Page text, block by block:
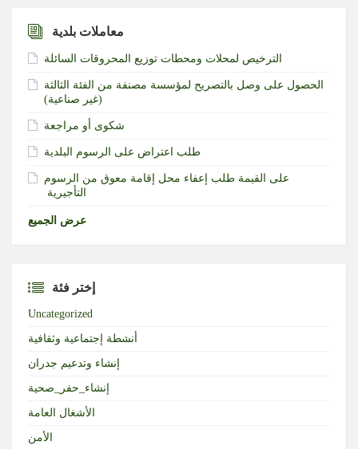
معاملات بلدية
الترخيص لمحلات ومحطات توزيع المحروقات السائلة
الحصول على وصل بالتصريح لمؤسسة مصنفة من الفئة الثالثة
(غير صناعية)‏
شكوى أو مراجعة
طلب اعتراض على الرسوم البلدية
طلب إعفاء محل إقامة معوق من الرسوم‎ ‎على القيمة
التأجيرية ‏
عرض الجميع
إختر فئة
Uncategorized
أنشطة إجتماعية وثقافية
إنشاء وتدعيم جدران
إنشاء_حفر_صحية
الأشغال العامة
الأمن